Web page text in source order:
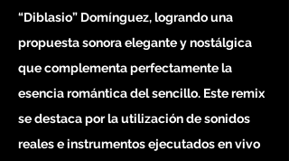
“Diblasio” Domínguez, logrando una
propuesta sonora elegante y nostálgica
que complementa perfectamente la
esencia romántica del sencillo. Este remix
se destaca por la utilización de sonidos
reales e instrumentos ejecutados en vivo